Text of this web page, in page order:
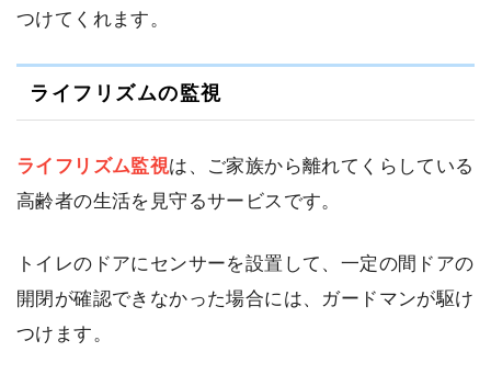
つけてくれます。
ライフリズムの監視
ライフリズム監視は、ご家族から離れてくらしている
高齢者の生活を見守るサービスです。
トイレのドアにセンサーを設置して、一定の間ドアの
開閉が確認できなかった場合には、ガードマンが駆け
つけます。